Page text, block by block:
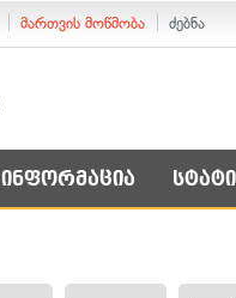
მართვის მოწმობა ძებნა
ინფორმაცია